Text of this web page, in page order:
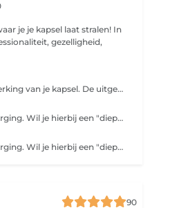
je je kapsel laat stralen! In
gezelligheid,
De snit normaal is een gewone bijwerking van je kapsel. De uitgebreide snit is als er een grotere bijwerking moet gebeuren, en veel verfijningen moeten gebeuren.( ook vaak de tijd die tussen jouw kappersbeurten is.) Voor jou de perfecte snit te kunnen geven heb ik hier ook mijn tijd voor nodig. De prijs is inclusief shampoo & verzorging. Wil je hierbij een "diepe haarverzorging + massage", dan moet je deze dienst apart bij boeken (te vinden bij de categorie "VERZORGING"). Hiervoor zal een meerkost van 10 euro worden aangerekend. Indien je je haar wenst af te werken met een stijltang of krultang (te vinden bij de categorie "DAMES"), gelieve deze dienst dan ook apart bij te boeken. Hiervoor zal een meerkost van 8 euro worden aangerekend.
De prijs is inclusief shampoo & verzorging. Wil je hierbij een "diepe haarverzorging + massage", dan moet je deze dienst apart bij boeken (te vinden bij de categorie "VERZORGING"). Hiervoor zal een meerkost van 10 euro worden aangerekend.
De prijs is inclusief shampoo & verzorging. Wil je hierbij een "diepe haarverzorging + massage", dan moet je deze dienst apart bij boeken (te vinden bij de categorie "VERZORGING"). Hiervoor zal een meerkost van 10 euro worden aangerekend. Indien je je haar wenst af te werken met een stijltang of krultang (te vinden bij de categorie "DAMES"), gelieve deze dienst dan ook apart bij te boeken. Hiervoor zal een meerkost van 8 euro worden aangerekend.
90